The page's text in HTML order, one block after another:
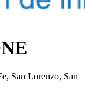
San Lorenzo, San